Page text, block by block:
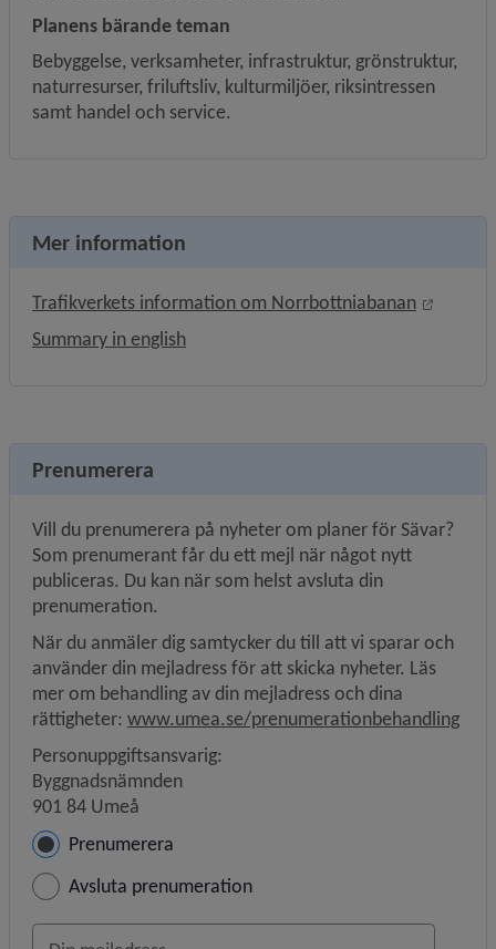
Planens bärande teman
Bebyggelse, verksamheter, infrastruktur, grönstruktur,
naturresurser, friluftsliv, kulturmiljöer, riksintressen
samt handel och service.
Mer information
Trafikverkets information om Norrbottniabanan
Länk
Summary in english
Prenumerera
Vill du prenumerera på nyheter om planer för Sävar?
Som prenumerant får du ett mejl när något nytt
publiceras. Du kan när som helst avsluta din
prenumeration.
När du anmäler dig samtycker du till att vi sparar och
använder din mejladress för att skicka nyheter. Läs
mer om behandling av din mejladress och dina
rättigheter: www.umea.se/prenumerationbehandling
Personuppgiftsansvarig:
Byggnadsnämnden
901 84 Umeå
Hantera prenumeration
Prenumerera
Avsluta prenumeration
Din e-postadress